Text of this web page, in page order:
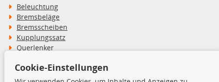
Beleuchtung
Bremsbeläge
Bremsscheiben
Kupplungssatz
Querlenker
Stoßdämpfer
Cookie-Einstellungen